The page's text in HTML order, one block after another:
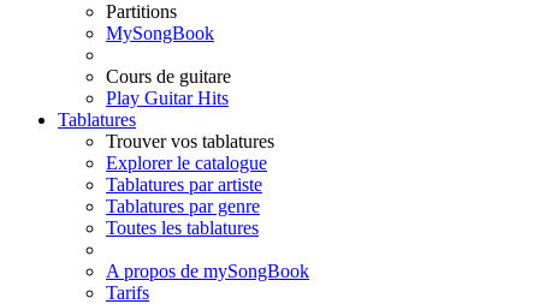
Partitions
MySongBook
Cours de guitare
Play Guitar Hits
Tablatures
Trouver vos tablatures
Explorer le catalogue
Tablatures par artiste
Tablatures par genre
Toutes les tablatures
A propos de mySongBook
Tarifs